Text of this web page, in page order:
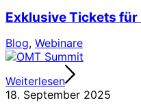
Exklusive Tickets für
Blog, Webinare
Weiterlesen
18. September 2025